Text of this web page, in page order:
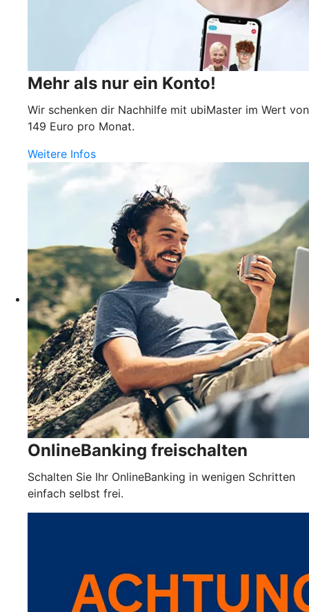
Mehr als nur ein Konto!
Wir schenken dir Nachhilfe mit ubiMaster im Wert von
149 Euro pro Monat.
Weitere Infos
OnlineBanking freischalten
Schalten Sie Ihr OnlineBanking in wenigen Schritten
einfach selbst frei.